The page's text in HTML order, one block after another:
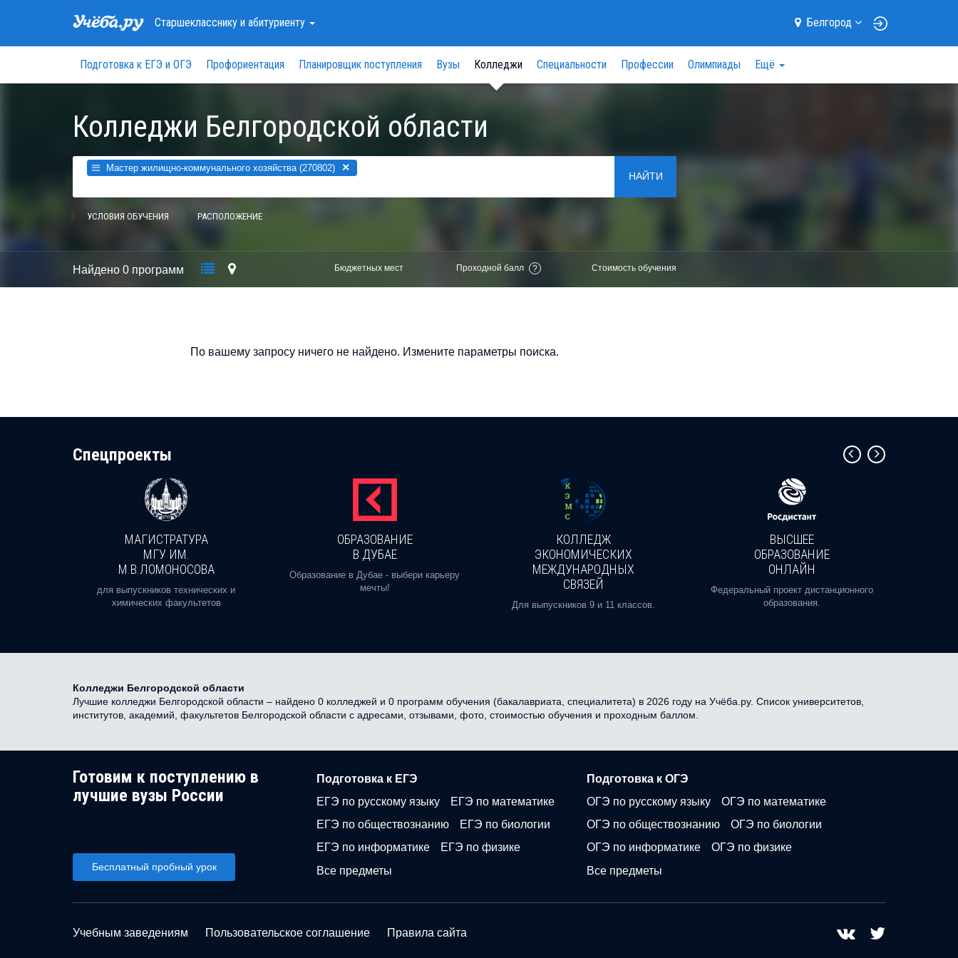
Старшеклассникуи абитуриенту Белгород
Подготовка к ЕГЭ и ОГЭ Профориентация Планировщик поступления Вузы Колледжи Специальности Профессии Олимпиады Ещё
Колледжи Белгородской области
Мастер жилищно-коммунального хозяйства (270802) ×
НАЙТИ
УСЛОВИЯ ОБУЧЕНИЯ РАСПОЛОЖЕНИЕ
Найдено 0 программ Бюджетных мест Проходной балл ? Стоимость обучения
По вашему запросу ничего не найдено. Измените параметры поиска.
Cпецпроекты
МАГИСТРАТУРА
МГУ ИМ.
М.В.ЛОМОНОСОВА
для выпускников технических и
химических факультетов
ОБРАЗОВАНИЕ
В ДУБАЕ
Образование в Дубае - выбери карьеру
мечты!
КОЛЛЕДЖ
ЭКОНОМИЧЕСКИХ
МЕЖДУНАРОДНЫХ
СВЯЗЕЙ
Для выпускников 9 и 11 классов.
ВЫСШЕЕ
ОБРАЗОВАНИЕ
ОНЛАЙН
Федеральный проект дистанционного
образования.
Колледжи Белгородской области
Лучшие колледжи Белгородской области – найдено 0 колледжей и 0 программ обучения (бакалавриата, специалитета) в 2026 году на Учёба.ру. Список университетов,
институтов, академий, факультетов Белгородской области с адресами, отзывами, фото, стоимостью обучения и проходным баллом.
Готовим к поступлению в
лучшие вузы России
Бесплатный пробный урок
Подготовка к ЕГЭ
ЕГЭ по русскому языку
ЕГЭ по математике
ЕГЭ по обществознанию
ЕГЭ по биологии
ЕГЭ по информатике
ЕГЭ по физике
Все предметы
Подготовка к ОГЭ
ОГЭ по русскому языку
ОГЭ по математике
ОГЭ по обществознанию
ОГЭ по биологии
ОГЭ по информатике
ОГЭ по физике
Все предметы
Учебным заведениям Пользовательское соглашение Правила сайта